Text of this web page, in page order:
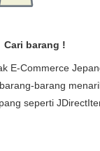
Cari barang !
E-Commerce
barang
seperti